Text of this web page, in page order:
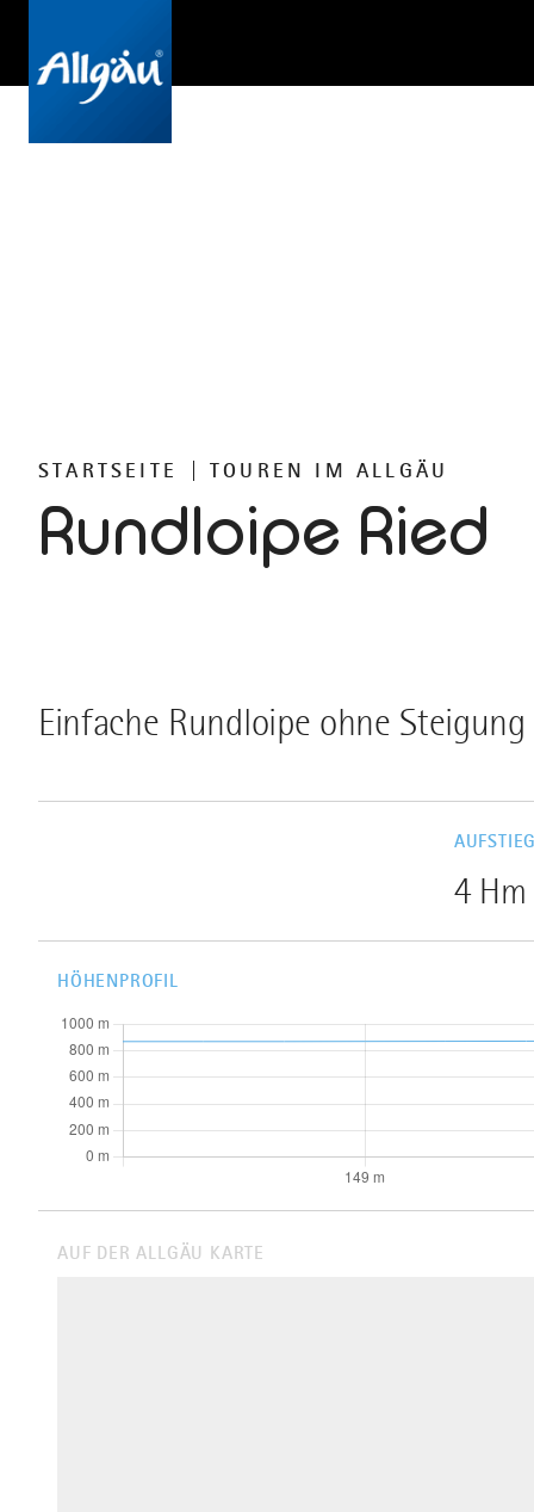
STARTSEITE TOUREN IM ALLGÄU
Rundloipe Ried
Einfache Rundloipe ohne
AUFSTIEG
4 Hm
HÖHENPROFIL
AUF DER ALLGÄU KARTE